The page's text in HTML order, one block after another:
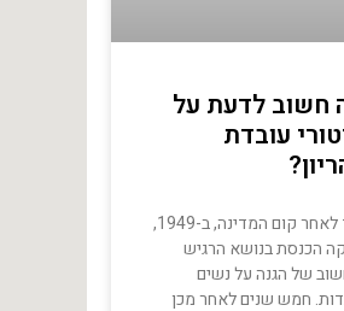
חשוב לדעת על
עובדת
מיד לאחר קום המדינה, ב-1949,
הכנסת בנושא הרגיש
של הגנה על נשים
חמש שנים לאחר מכן